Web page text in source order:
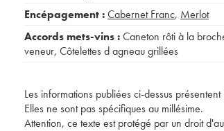
Encépagement :Cabernet Franc, Merlot
Accords mets-vins :Caneton rôti à la
veneur, Côtelettes d agneau grillées
Les informations publiées ci-dessus
Elles ne sont pas spécifiques au millésime.
Attention, ce texte est protégé par un droit